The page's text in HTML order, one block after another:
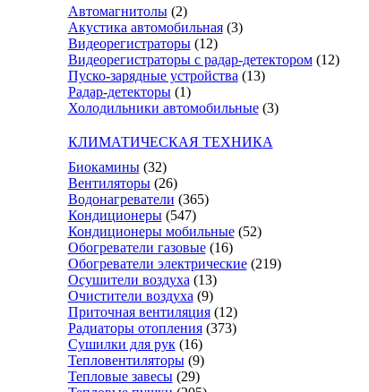
Автомагнитолы (2)
Акустика автомобильная (3)
Видеорегистраторы (12)
Видеорегистраторы с радар-детектором (12)
Пуско-зарядные устройства (13)
Радар-детекторы (1)
Холодильники автомобильные (3)
КЛИМАТИЧЕСКАЯ ТЕХНИКА
Биокамины (32)
Вентиляторы (26)
Водонагреватели (365)
Кондиционеры (547)
Кондиционеры мобильные (52)
Обогреватели газовые (16)
Обогреватели электрические (219)
Осушители воздуха (13)
Очистители воздуха (9)
Приточная вентиляция (12)
Радиаторы отопления (373)
Сушилки для рук (16)
Тепловентиляторы (9)
Тепловые завесы (29)